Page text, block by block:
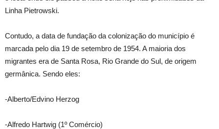
Linha Pietrowski.
Contudo, a data de fundação da colonização do município é
marcada pelo dia 19 de setembro de 1954. A maioria dos
migrantes era de Santa Rosa, Rio Grande do Sul, de origem
germânica. Sendo eles:
-Alberto/Edvino Herzog
-Alfredo Hartwig (1º Comércio)